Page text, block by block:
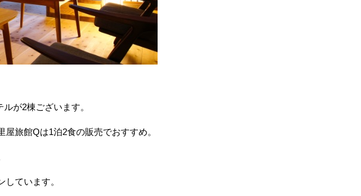
が2棟ございます。
旅館Qは1泊2食の販売でおすすめ。
ています。